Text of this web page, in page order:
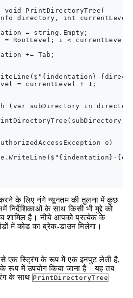
void PrintDirectoryTree(
directory, int
= string.Empty;
= RootLevel; i < currentLevel;
+= Tab;
= currentLevel + 1;
(var subDirectory in
e)
करने के लिए नंगे न्यूनतम की तुलना में कुछ
निर्देशिकाओं के साथ किसी भी मुद्दे को
शामिल है। नीचे आपको प्रत्येक के
में कोड का ब्रेक-डाउन मिलेगा।
से एक स्ट्रिंग के रूप में एक इनपुट लेती है,
रूप में उपयोग किया जाना है। यह तब
के साथ PrintDirectoryTree